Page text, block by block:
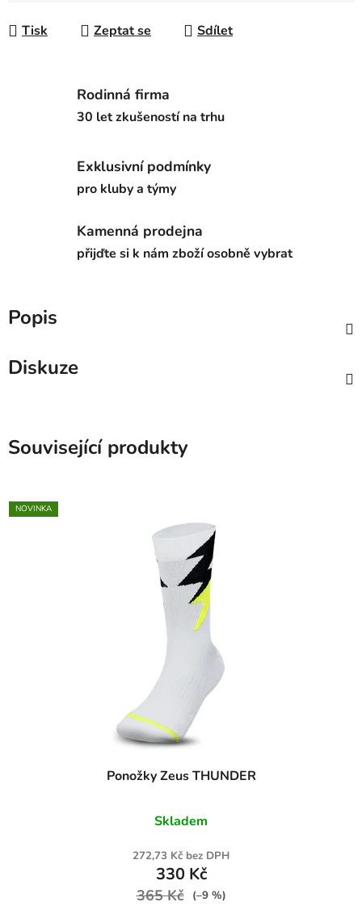
Tisk Zeptat se Sdílet
Rodinná firma
30 let zkušeností na trhu
Exklusivní podmínky
pro kluby a týmy
Kamenná prodejna
přijďte si k nám zboží osobně vybrat
Popis
Diskuze
Související produkty
NOVINKA
Ponožky Zeus THUNDER
Skladem
272,73 Kč bez DPH
330 Kč
365 Kč (–9 %)